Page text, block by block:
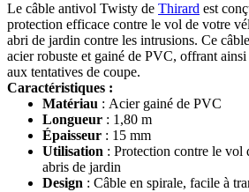
Le câble antivol Twisty de Thirard est
protection efficace contre le vol de votre
abri de jardin contre les intrusions. Ce
acier robuste et gainé de PVC, offrant ainsi
aux tentatives de coupe.
Caractéristiques :
Matériau : Acier gainé de PVC
Longueur : 1,80 m
Épaisseur : 15 mm
Utilisation : Protection contre le vol
abris de jardin
Design : Câble en spirale, facile à